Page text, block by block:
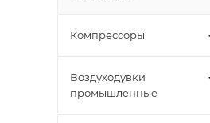
Компрессоры
Воздуходувки
промышленные